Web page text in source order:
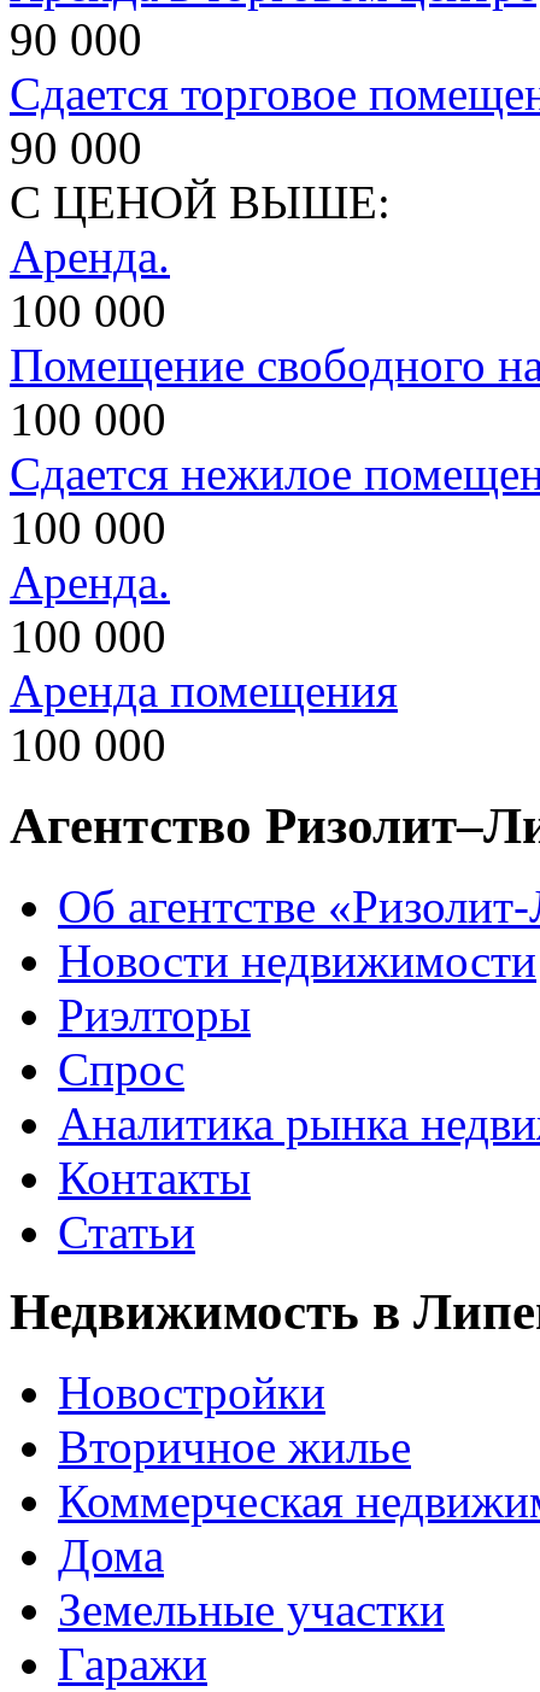
90 000
Сдается торговое
90 000
С ЦЕНОЙ ВЫШЕ:
Аренда.
100 000
Помещение свободного
100 000
Сдается нежилое
100 000
Аренда.
100 000
Аренда помещения
100 000
Агентство
Об агентстве
Новости недвижимости
Риэлторы
Спрос
Аналитика рынка
Контакты
Статьи
Недвижимость в
Новостройки
Вторичное жилье
Коммерческая
Дома
Земельные участки
Гаражи